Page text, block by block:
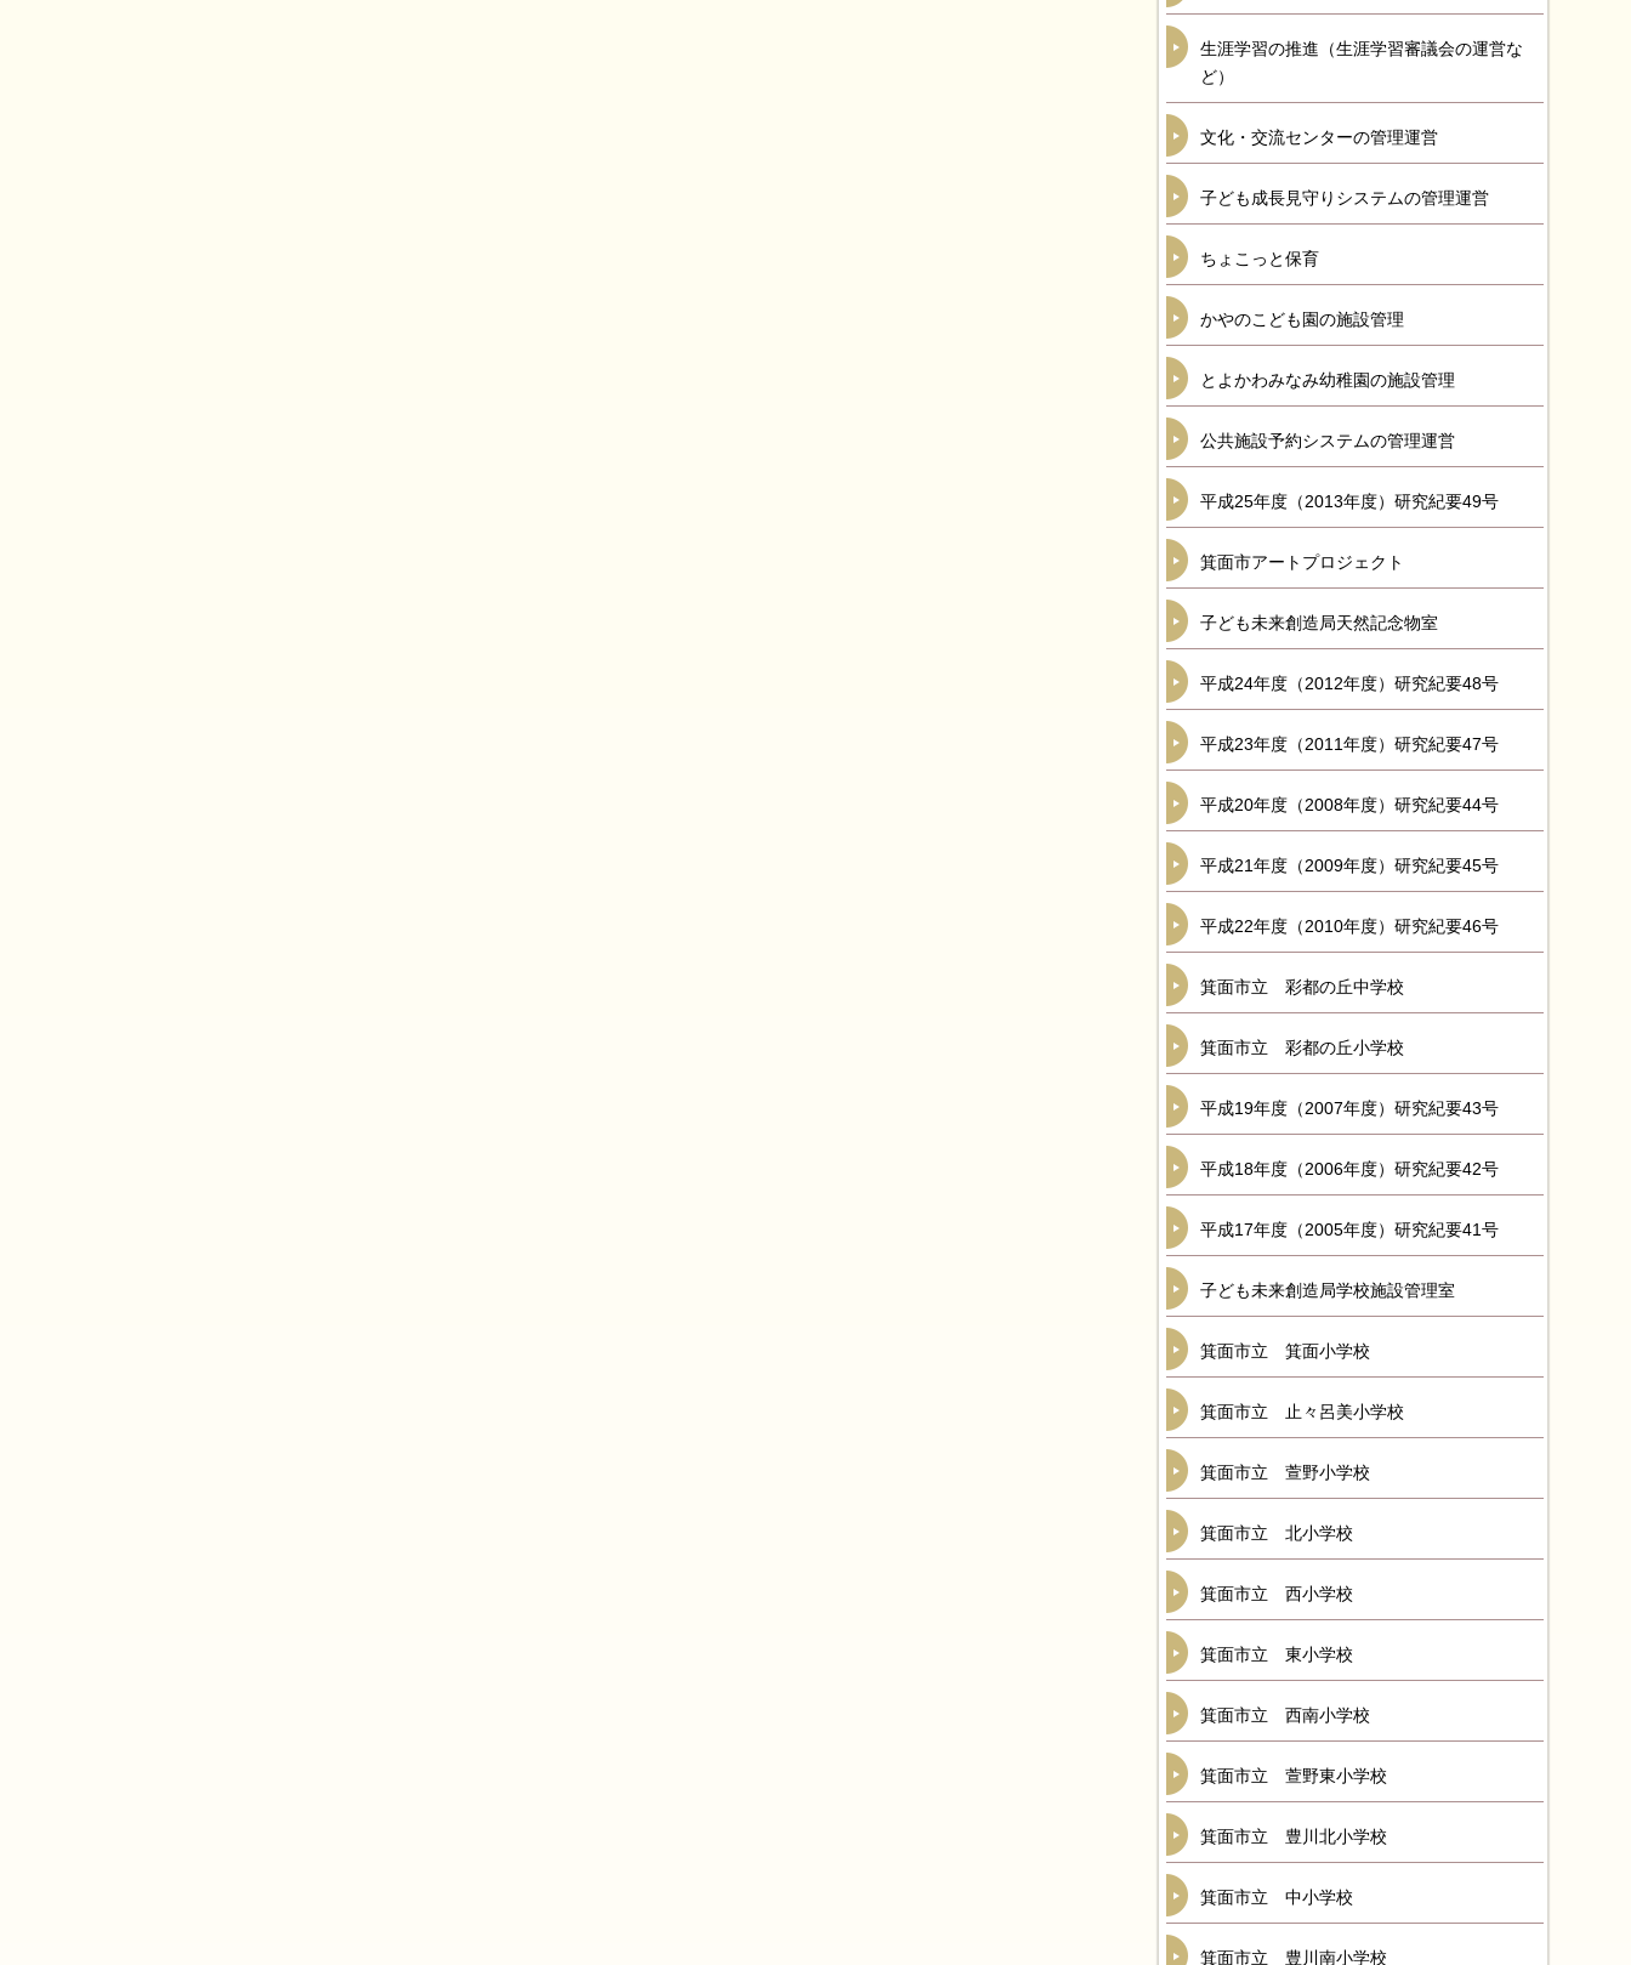
生涯学習の推進（生涯学習審議会の運営な
ど）
文化・交流センターの管理運営
子ども成長見守りシステムの管理運営
ちょこっと保育
かやのこども園の施設管理
とよかわみなみ幼稚園の施設管理
公共施設予約システムの管理運営
平成25年度（2013年度）研究紀要49号
箕面市アートプロジェクト
子ども未来創造局天然記念物室
平成24年度（2012年度）研究紀要48号
平成23年度（2011年度）研究紀要47号
平成20年度（2008年度）研究紀要44号
平成21年度（2009年度）研究紀要45号
平成22年度（2010年度）研究紀要46号
箕面市立 彩都の丘中学校
箕面市立 彩都の丘小学校
平成19年度（2007年度）研究紀要43号
平成18年度（2006年度）研究紀要42号
平成17年度（2005年度）研究紀要41号
子ども未来創造局学校施設管理室
箕面市立 箕面小学校
箕面市立 止々呂美小学校
箕面市立 萱野小学校
箕面市立 北小学校
箕面市立 西小学校
箕面市立 東小学校
箕面市立 西南小学校
箕面市立 萱野東小学校
箕面市立 豊川北小学校
箕面市立 中小学校
箕面市立 豊川南小学校